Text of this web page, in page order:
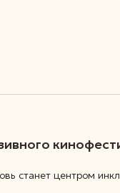
станет центром